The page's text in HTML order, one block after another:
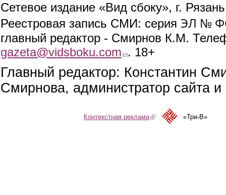
Сетевое издание «Вид сбоку», г.
Реестровая запись СМИ: серия ЭЛ №
главный редактор - Смирнов К.М.
gazeta@vidsboku.com (link sends e-mail)
. 18+
Главный редактор: Константин
Смирнова, администратор сайта
Контекстная реклама(link is external)«Три-В»